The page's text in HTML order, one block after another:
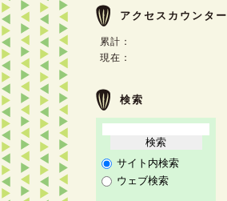
アクセスカウンター
累計：
現在：
検索
サイト内検索
ウェブ検索